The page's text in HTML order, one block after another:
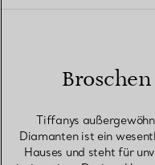
Tiffanys
Diamanten ist ein
Hauses und steht für